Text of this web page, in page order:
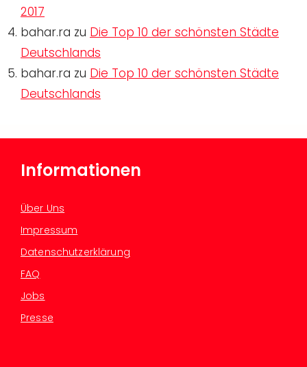
2017
bahar.ra zu Die Top 10 der schönsten Städte
Deutschlands
bahar.ra zu Die Top 10 der schönsten Städte
Deutschlands
Informationen
Über Uns
Impressum
Datenschutzerklärung
FAQ
Jobs
Presse